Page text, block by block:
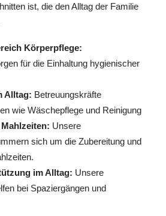
ist, die den Alltag der Familie
Körperpflege:
für die Einhaltung hygienischer
Alltag: Betreuungskräfte
wie Wäschepflege und Reinigung
Unsere
sich um die Zubereitung und
im Alltag: Unsere
bei Spaziergängen und